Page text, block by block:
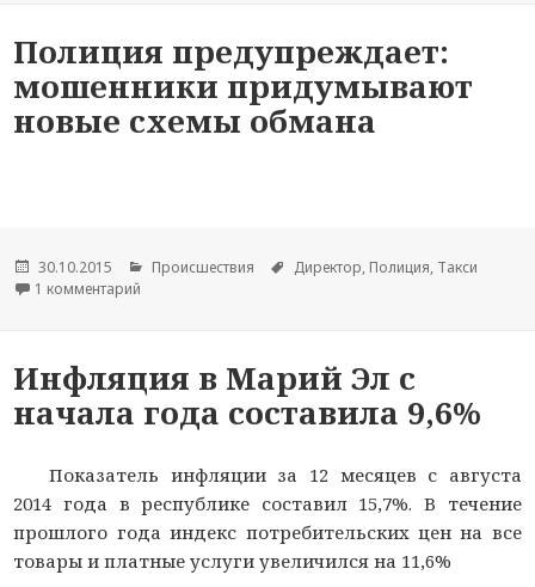
Полиция предупреждает:
мошенники придумывают
новые схемы обмана
Опубликовано
30.10.2015 Рубрики
Происшествия Метки
Директор, Полиция, Такси
1 комментарий
Инфляция в Марий Эл с
начала года составила 9,6%
Показатель инфляции за 12 месяцев с августа
2014 года в республике составил 15,7%. В течение
прошлого года индекс потребительских цен на все
товары и платные услуги увеличился на 11,6%